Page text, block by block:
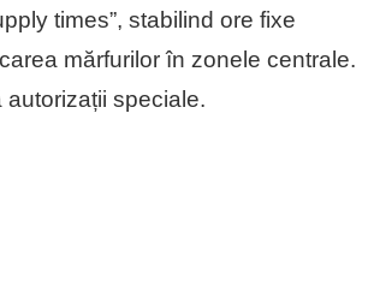
times”, stabilind ore fixe
mărfurilor în zonele centrale.
speciale.